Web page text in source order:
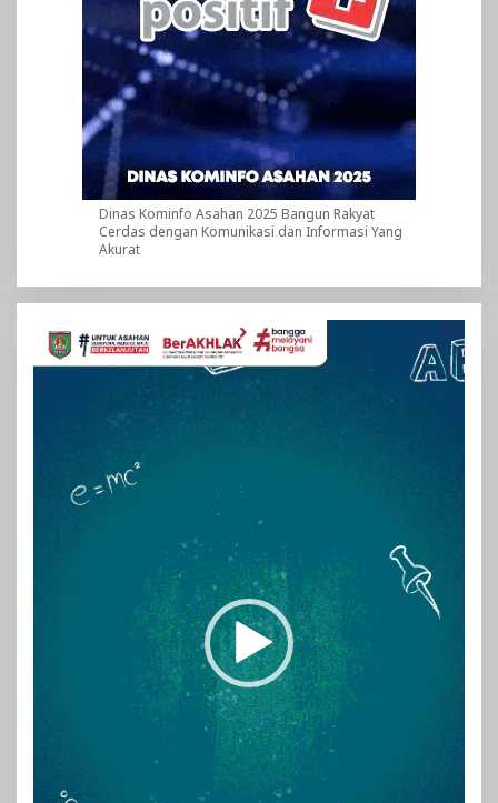
Dinas Kominfo Asahan 2025 Bangun Rakyat
Cerdas dengan Komunikasi dan Informasi Yang
Akurat
Pemutar
Video